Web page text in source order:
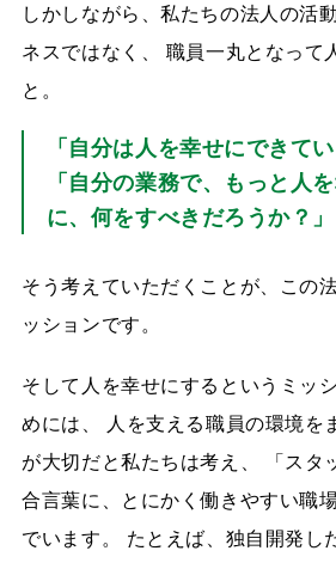
しかしながら、私たちの法人の活
ネスではなく、 職員一丸となって
と。
「自分は人を幸せにできて
「自分の業務で、もっと人
に、何をすべきだろうか？」
そう考えていただくことが、この
ッションです。
そして人を幸せにするというミッ
めには、 人を支える職員の環境を
が大切だと私たちは考え、 「スタ
合言葉に、とにかく働きやすい職
でいます。 たとえば、独自開発し